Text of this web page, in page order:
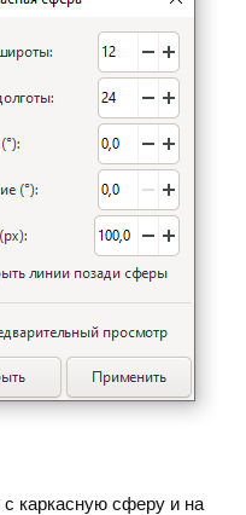
с каркасную сферу и на